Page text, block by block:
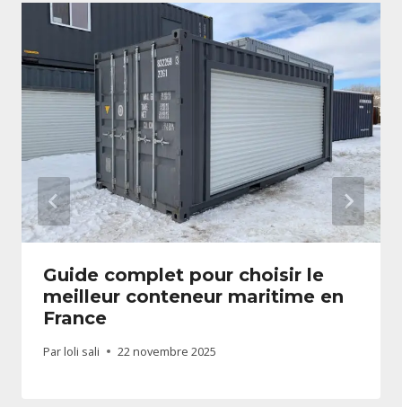
Guide complet pour choisir le
meilleur conteneur maritime en
France
Parloli sali 22 novembre 2025